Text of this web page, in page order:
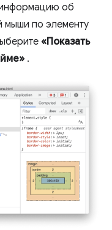
об
мыши по элементу
«Показать
.